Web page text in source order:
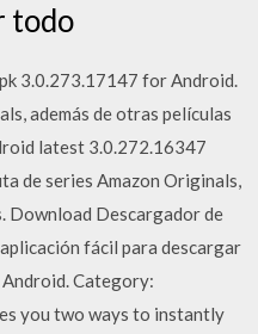
todo
3.0.273.17147 for Android.
además de otras películas
latest 3.0.272.16347
de series Amazon Originals,
Download Descargador de
fácil para descargar
Category:
you two ways to instantly